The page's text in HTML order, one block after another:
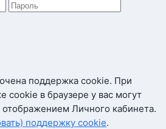
поддержка cookie. При
cookie в браузере у вас могут
Личного кабинета.
поддержку cookie.